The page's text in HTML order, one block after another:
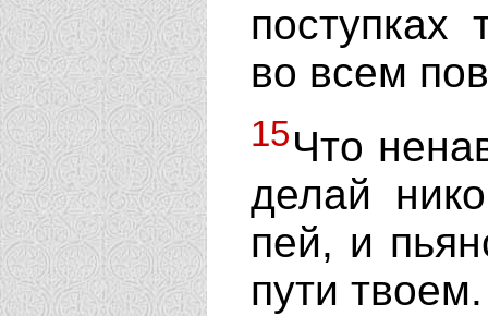
поступках
во всем
15Что
делай
пей, и
пути твоем.